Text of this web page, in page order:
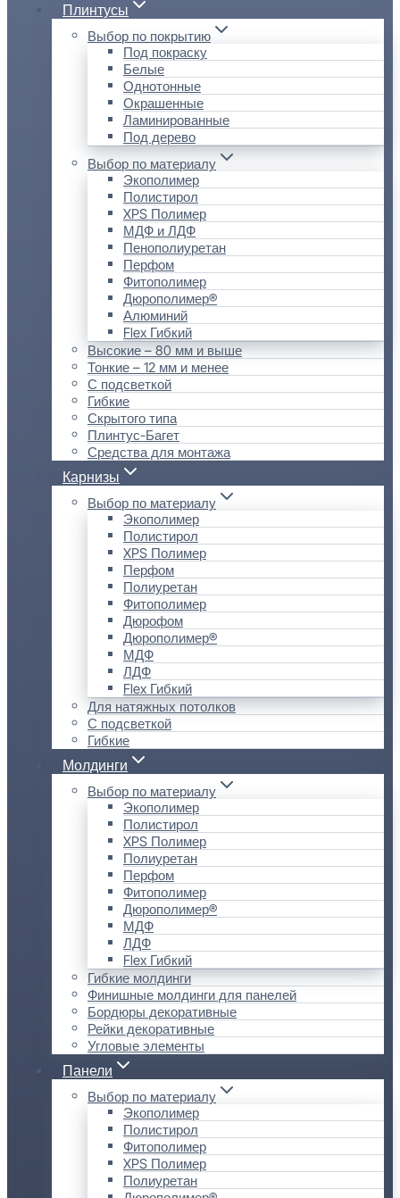
Плинтусы
Выбор по покрытию
Под покраску
Белые
Однотонные
Окрашенные
Ламинированные
Под дерево
Выбор по материалу
Экополимер
Полистирол
XPS Полимер
МДФ и ЛДФ
Пенополиуретан
Перфом
Фитополимер
Дюрополимер®
Алюминий
Flex Гибкий
Высокие – 80 мм и выше
Тонкие – 12 мм и менее
С подсветкой
Гибкие
Скрытого типа
Плинтус-Багет
Средства для монтажа
Карнизы
Выбор по материалу
Экополимер
Полистирол
XPS Полимер
Перфом
Полиуретан
Фитополимер
Дюрофом
Дюрополимер®
МДФ
ЛДФ
Flex Гибкий
Для натяжных потолков
С подсветкой
Гибкие
Молдинги
Выбор по материалу
Экополимер
Полистирол
XPS Полимер
Полиуретан
Перфом
Фитополимер
Дюрополимер®
МДФ
ЛДФ
Flex Гибкий
Гибкие молдинги
Финишные молдинги для панелей
Бордюры декоративные
Рейки декоративные
Угловые элементы
Панели
Выбор по материалу
Экополимер
Полистирол
Фитополимер
XPS Полимер
Полиуретан